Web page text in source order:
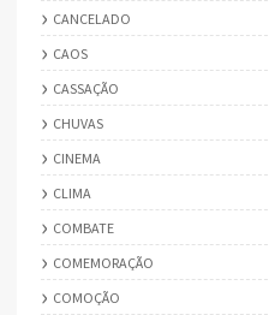
CANCELADO
CAOS
CASSAÇÃO
CHUVAS
CINEMA
CLIMA
COMBATE
COMEMORAÇÃO
COMOÇÃO